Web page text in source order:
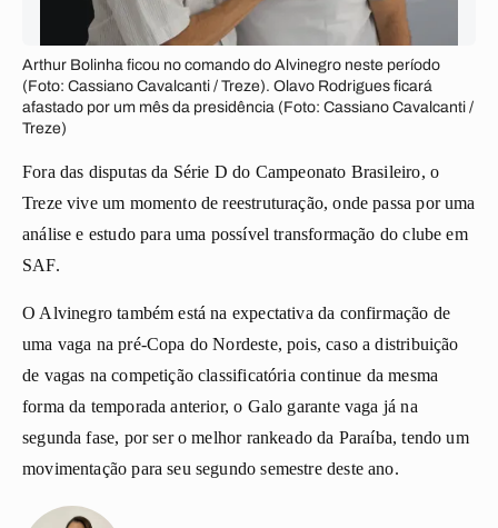
Arthur Bolinha ficou no comando do Alvinegro neste período
(Foto: Cassiano Cavalcanti / Treze). Olavo Rodrigues ficará
afastado por um mês da presidência (Foto: Cassiano Cavalcanti /
Treze)
Fora das disputas da Série D do Campeonato Brasileiro, o
Treze vive um momento de reestruturação, onde passa por uma
análise e estudo para uma possível transformação do clube em
SAF.
O Alvinegro também está na expectativa da confirmação de
uma vaga na pré-Copa do Nordeste, pois, caso a distribuição
de vagas na competição classificatória continue da mesma
forma da temporada anterior, o Galo garante vaga já na
segunda fase, por ser o melhor rankeado da Paraíba, tendo um
movimentação para seu segundo semestre deste ano.